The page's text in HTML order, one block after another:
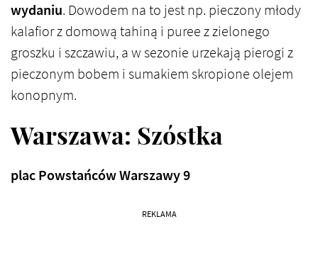
wydaniu. Dowodem na to jest np. pieczony młody
kalafior z domową tahiną i puree z zielonego
groszku i szczawiu, a w sezonie urzekają pierogi z
pieczonym bobem i sumakiem skropione olejem
konopnym.
Warszawa: Szóstka
plac Powstańców Warszawy 9
REKLAMA